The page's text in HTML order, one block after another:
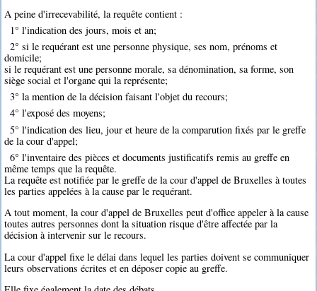
A peine d'irrecevabilité, la requête contient :
1° l'indication des jours, mois et an;
2° si le requérant est une personne physique, ses nom, prénoms et
domicile;
si le requérant est une personne morale, sa dénomination, sa forme, son
siège social et l'organe qui la représente;
3° la mention de la décision faisant l'objet du recours;
4° l'exposé des moyens;
5° l'indication des lieu, jour et heure de la comparution fixés par le greffe
de la cour d'appel;
6° l'inventaire des pièces et documents justificatifs remis au greffe en
même temps que la requête.
La requête est notifiée par le greffe de la cour d'appel de Bruxelles à toutes
les parties appelées à la cause par le requérant.
A tout moment, la cour d'appel de Bruxelles peut d'office appeler à la cause
toutes autres personnes dont la situation risque d'être affectée par la
décision à intervenir sur le recours.
La cour d'appel fixe le délai dans lequel les parties doivent se communiquer
leurs observations écrites et en déposer copie au greffe.